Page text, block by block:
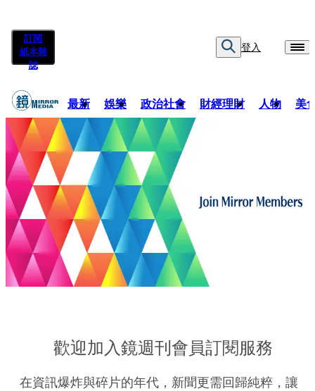
訂閱
紙本雜
誌
登入
最新 娛樂 政治社會 財經理財 人物 美
歡迎加入鏡週刊會員訂閱服務
在資訊爆炸與碎片的年代，新聞更需回歸純粹，讓